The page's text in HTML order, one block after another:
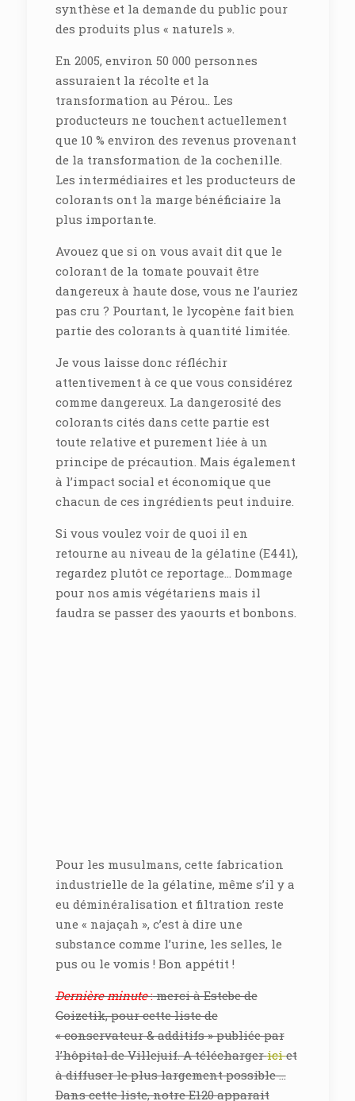
synthèse et la demande du public pour
des produits plus « naturels ».
En 2005, environ 50 000 personnes
assuraient la récolte et la
transformation au Pérou.. Les
producteurs ne touchent actuellement
que 10 % environ des revenus provenant
de la transformation de la cochenille.
Les intermédiaires et les producteurs de
colorants ont la marge bénéficiaire la
plus importante.
Avouez que si on vous avait dit que le
colorant de la tomate pouvait être
dangereux à haute dose, vous ne l’auriez
pas cru ? Pourtant, le lycopène fait bien
partie des colorants à quantité limitée.
Je vous laisse donc réfléchir
attentivement à ce que vous considérez
comme dangereux. La dangerosité des
colorants cités dans cette partie est
toute relative et purement liée à un
principe de précaution. Mais également
à l’impact social et économique que
chacun de ces ingrédients peut induire.
Si vous voulez voir de quoi il en
retourne au niveau de la gélatine (E441),
regardez plutôt ce reportage… Dommage
pour nos amis végétariens mais il
faudra se passer des yaourts et bonbons.
Pour les musulmans, cette fabrication
industrielle de la gélatine, même s’il y a
eu déminéralisation et filtration reste
une « najaçah », c’est à dire une
substance comme l’urine, les selles, le
pus ou le vomis ! Bon appétit !
Dernière minute:merci à Estebe de
Goizetik, pour cette liste de
« conservateur & additifs » publiée par
l’hôpital de Villejuif. A téléchargericiet
à diffuser le plus largement possible …
Dans cette liste, notre E120 apparait